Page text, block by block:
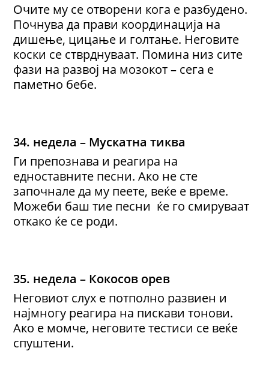
Очите му се отворени кога е разбудено.
Почнува да прави координација на
дишење, цицање и голтање. Неговите
коски се стврднуваат. Помина низ сите
фази на развој на мозокот – сега е
паметно бебе.
34. недела – Мускатна тиква
Ги препознава и реагира на
едноставните песни. Ако не сте
започнале да му пеете, веќе е време.
Можеби баш тие песни ќе го смируваат
откако ќе се роди.
35. недела – Кокосов орев
Неговиот слух е потполно развиен и
најмногу реагира на пискави тонови.
Ако е момче, неговите тестиси се веќе
спуштени.